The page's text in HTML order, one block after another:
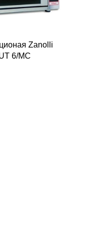
Zanolli
6/MC